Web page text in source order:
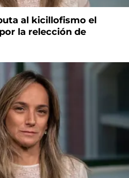
al kicillofismo el
la relección de